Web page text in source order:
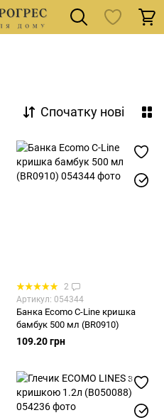
Спочатку нові
2
Артикул: 054344
Банка Ecomo C-Line кришка
бамбук 500 мл (BR0910)
109.20 грн